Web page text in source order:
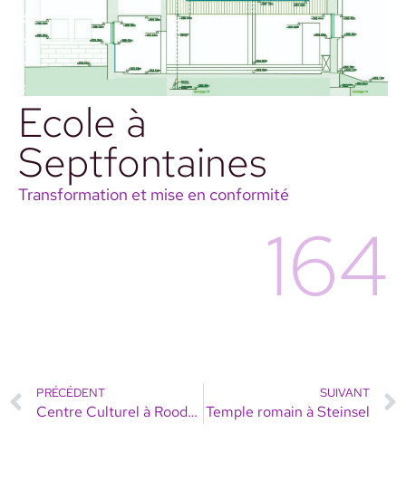
Ecole à
Septfontaines
Transformation et mise en conformité
164
PRÉCÉDENT
Centre Culturel à Roodt-sur-Syre
SUIVANT
Temple romain à Steinsel